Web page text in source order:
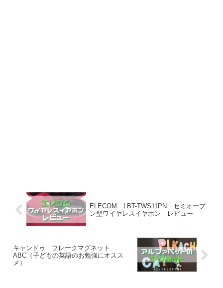
ELECOM LBT-TWS11PN セミオープ
ン型ワイヤレスイヤホン レビュー
キャンドゥ フレークマグネット
ABC（子どもの英語のお勉強にオスス
メ）